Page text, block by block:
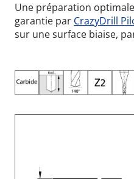
Une préparation
garantie par CrazyDrill
sur une surface biaise,